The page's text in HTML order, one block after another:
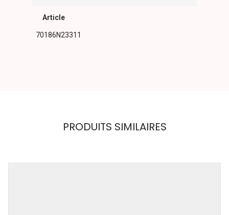
Article
70186N23311
DIMITRIADIS
PRODUITS SIMILAIRES